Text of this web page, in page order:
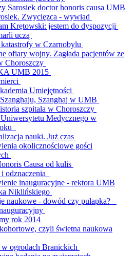
Sarosiek doctor honoris causa UMB
Zwycięzca - wywiad
Krętowski: jestem do dyspozycji
uczą
w Czarnobylu
ofiary wojny. Zagłada pacjentów ze
Choroszczy
UMB 2015
Umiejętności
Szanghaj w UMB
szpitala w Choroszczy
Medycznego w
nauki. Już czas
okolicznościowe gości
Causa od kulis
odznaczenia
inauguracyjne - rektora UMB
Niklińskiego
naukowe - dowód czy pułapka? –
rok 2014
czyli świetna naukowa
ogrodach Branickich